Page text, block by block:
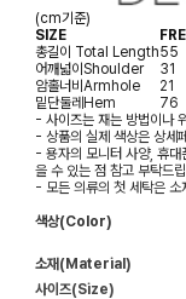
(cm기준)
SIZE
총길이 Total Length55
어깨넓이 Shoulder
31
암홀너비 Armhole
21
밑단둘레 Hem
76
- 사이즈는 재는 방법이나
- 상품의 실제 색상은 상세
- 용자의 모니터 사양, 휴대
을 수 있는 점 참고 부탁드
- 모든 의류의 첫 세탁은 소
색상(Color)
소재(Material)
사이즈(Size)